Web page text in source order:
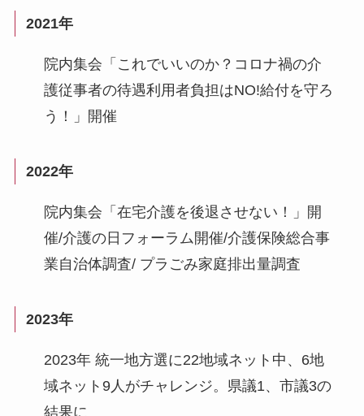
2021年
院内集会「これでいいのか？コロナ禍の介
護従事者の待遇利用者負担はNO!給付を守ろ
う！」開催
2022年
院内集会「在宅介護を後退させない！」開
催/介護の日フォーラム開催/介護保険総合事
業自治体調査/ プラごみ家庭排出量調査
2023年
2023年 統一地方選に22地域ネット中、6地
域ネット9人がチャレンジ。県議1、市議3の
結果に